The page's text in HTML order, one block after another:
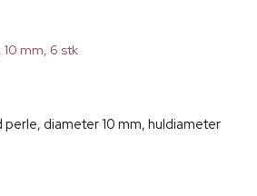
mm, 6 stk
perle, diameter 10 mm, huldiameter